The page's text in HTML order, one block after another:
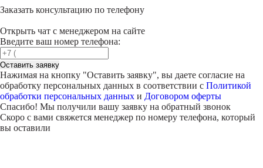
Заказать консультацию по телефону
Открыть чат с менеджером на сайте
Введите ваш номер телефона:
Оставить заявку
Нажимая на кнопку "Оставить заявку", вы даете согласие на
обработку персональных данных в соответствии с Политикой
обработки персональных данных и Договором оферты
Спасибо! Мы получили вашу заявку на обратный звонок
Скоро с вами свяжется менеджер по номеру телефона, который
вы оставили